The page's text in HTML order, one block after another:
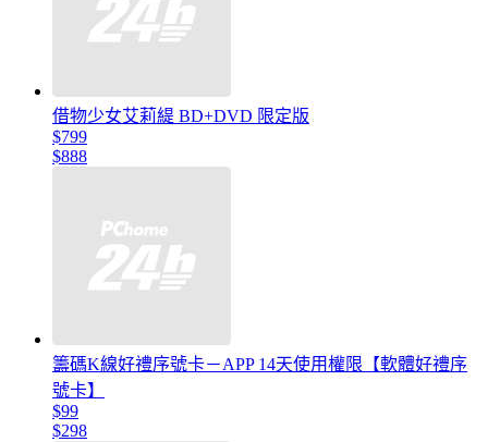
借物少女艾莉緹 BD+DVD 限定版
$799
$888
籌碼K線好禮序號卡－APP 14天使用權限【軟體好禮序
號卡】
$99
$298